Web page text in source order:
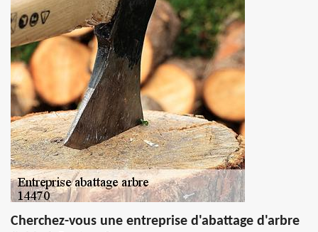
Cherchez-vous une entreprise d'abattage d'arbre